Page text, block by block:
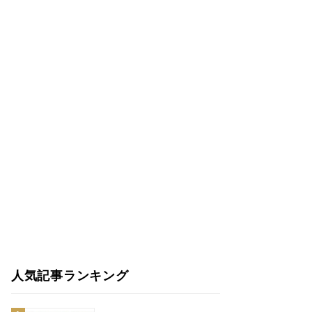
人気記事ランキング